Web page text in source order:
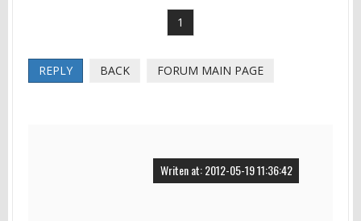
1
REPLY BACK FORUM MAIN PAGE
Writen at: 2012-05-19 11:36:42